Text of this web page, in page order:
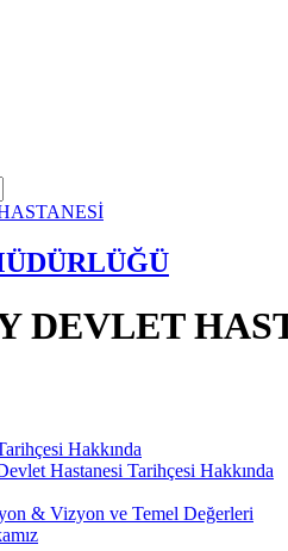
DEVLET
Hakkında
Hastanesi Tarihçesi Hakkında
& Vizyon ve Temel Değerleri